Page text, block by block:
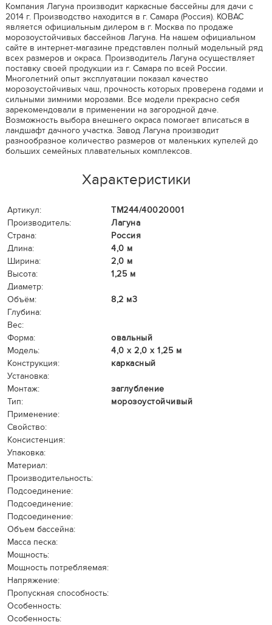
Компания Лагуна производит каркасные бассейны для дачи с
2014 г. Производство находится в г. Самара (Россия). КОВАС
является официальным дилером в г. Москва по продаже
морозоустойчивых бассейнов Лагуна. На нашем официальном
сайте в интернет-магазине представлен полный модельный ряд
всех размеров и окраса. Производитель Лагуна осуществляет
поставку своей продукции из г. Самара по всей России.
Многолетний опыт эксплуатации показал качество
морозоустойчивых чаш, прочность которых проверена годами и
сильными зимними морозами. Все модели прекрасно себя
зарекомендовали в применении на загородной даче.
Возможность выбора внешнего окраса помогает вписаться в
ландшафт дачного участка. Завод Лагуна производит
разнообразное количество размеров от маленьких купелей до
больших семейных плавательных комплексов.
Характеристики
Артикул:
ТМ244/40020001
Производитель:
Лагуна
Страна:
Россия
Длина:
4,0 м
Ширина:
2,0 м
Высота:
1,25 м
Диаметр:
Объём:
8,2 м3
Глубина:
Вес:
Форма:
овальный
Модель:
4,0 х 2,0 х 1,25 м
Конструкция:
каркасный
Установка:
Монтаж:
заглубление
Тип:
морозоустойчивый
Применение:
Свойство:
Консистенция:
Упаковка:
Материал:
Производительность:
Подсоединение:
Подсоединение:
Подсоединение:
Объем бассейна:
Масса песка:
Мощность:
Мощность потребляемая:
Напряжение:
Пропускная способность:
Особенность:
Особенность: